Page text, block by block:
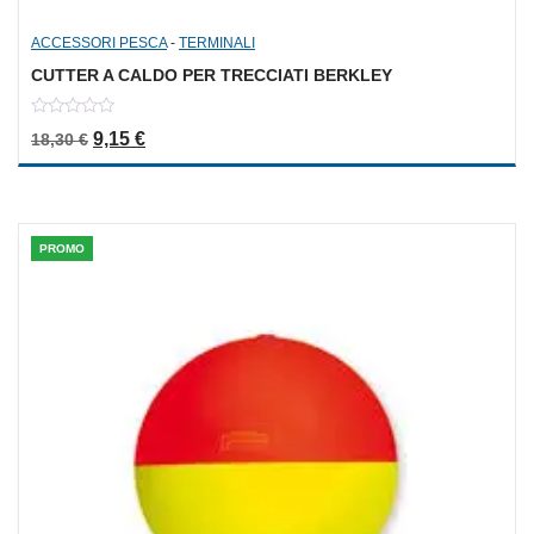
ACCESSORI PESCA- TERMINALI
CUTTER A CALDO PER TRECCIATI BERKLEY
out
18,30€ Il prezzo originale era: 18,30 €.
9,15 €Il prezzo attuale è: 9,15 €.
PROMO